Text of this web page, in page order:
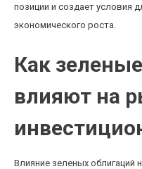
позиции и создает условия
экономического роста.
Как
влияют на
Влияние зеленых облигаций